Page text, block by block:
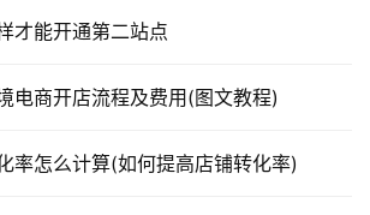
才能开通第二站点
电商开店流程及费用(图文教程)
率怎么计算(如何提高店铺转化率)